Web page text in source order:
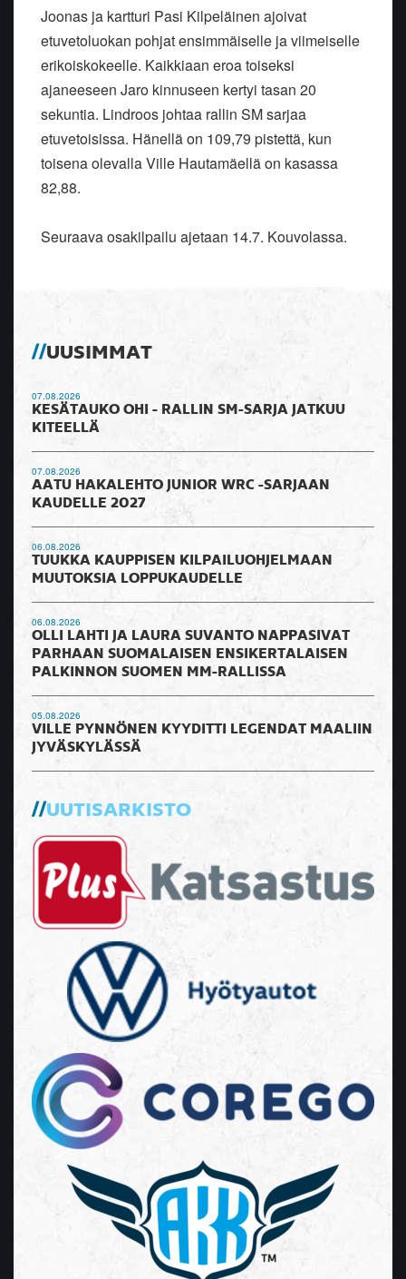
Joonas ja kartturi Pasi Kilpeläinen ajoivat
etuvetoluokan pohjat ensimmäiselle ja viimeiselle
erikoiskokeelle. Kaikkiaan eroa toiseksi
ajaneeseen Jaro kinnuseen kertyi tasan 20
sekuntia. Lindroos johtaa rallin SM sarjaa
etuvetoisissa. Hänellä on 109,79 pistettä, kun
toisena olevalla Ville Hautamäellä on kasassa
82,88.
Seuraava osakilpailu ajetaan 14.7. Kouvolassa.
UUSIMMAT
07.08.2026
KESÄTAUKO OHI - RALLIN SM-SARJA JATKUU
KITEELLÄ
07.08.2026
AATU HAKALEHTO JUNIOR WRC -SARJAAN
KAUDELLE 2027
06.08.2026
TUUKKA KAUPPISEN KILPAILUOHJELMAAN
MUUTOKSIA LOPPUKAUDELLE
06.08.2026
OLLI LAHTI JA LAURA SUVANTO NAPPASIVAT
PARHAAN SUOMALAISEN ENSIKERTALAISEN
PALKINNON SUOMEN MM-RALLISSA
05.08.2026
VILLE PYNNÖNEN KYYDITTI LEGENDAT MAALIIN
JYVÄSKYLÄSSÄ
UUTISARKISTO